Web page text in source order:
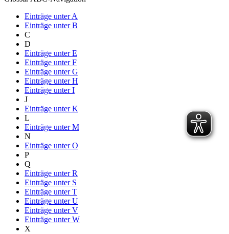
Einträge unterA
Einträge unterB
C
D
Einträge unterE
Einträge unterF
Einträge unterG
Einträge unterH
Einträge unterI
J
Einträge unterK
L
Einträge unterM
N
Einträge unterO
P
Q
Einträge unterR
Einträge unterS
Einträge unterT
Einträge unterU
Einträge unterV
Einträge unterW
X